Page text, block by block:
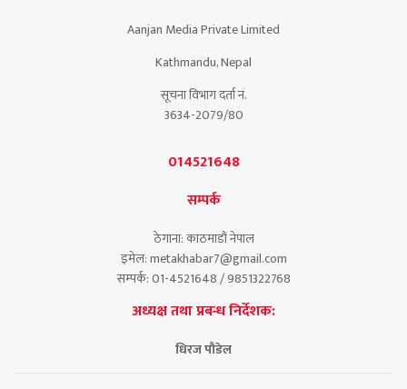
Aanjan Media Private Limited
Kathmandu, Nepal
सूचना विभाग दर्ता नं.
3634-2079/80
014521648
सम्पर्क
ठेगाना: काठमाडौं नेपाल
इमेल: metakhabar7@gmail.com
सम्पर्क: 01-4521648 / 9851322768
अध्यक्ष तथा प्रबन्ध निर्देशक:
धिरज पौडेल